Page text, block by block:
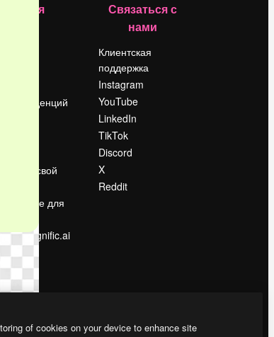
тенденций
свой
для
magnific.ai
Связаться с
нами
Клиентская
поддержка
Instagram
YouTube
LinkedIn
TikTok
Discord
X
Reddit
of cookies on your device to enhance site